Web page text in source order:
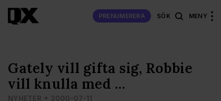
PRENUMERERA SÖK MENY
Gately vill gifta sig, Robbie
vill knulla med …
NYHETER 2000-07-11